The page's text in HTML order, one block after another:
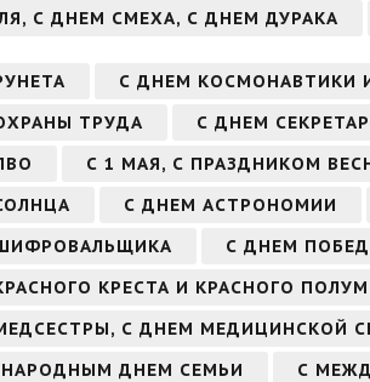
С ДНЕМ СМЕХА, С ДНЕМ ДУРАКА
С ДНЕМ КОСМОНАВТИКИ
ТРУДА
С ДНЕМ
С 1 МАЯ, С ПРАЗДНИКОМ
С ДНЕМ АСТРОНОМИИ
С ДНЕМ
КРЕСТА И КРАСНОГО
С ДНЕМ МЕДИЦИНСКОЙ
ДНЕМ СЕМЬИ
С